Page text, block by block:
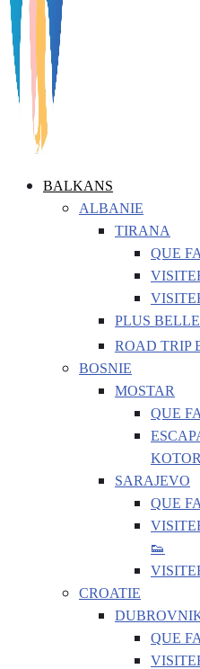
BALKANS
ALBANIE
TIRANA
QUE
PLUS
ROAD TRIP
BOSNIE
MOSTAR
QUE
SARAJEVO
QUE
👟
CROATIE
QUE